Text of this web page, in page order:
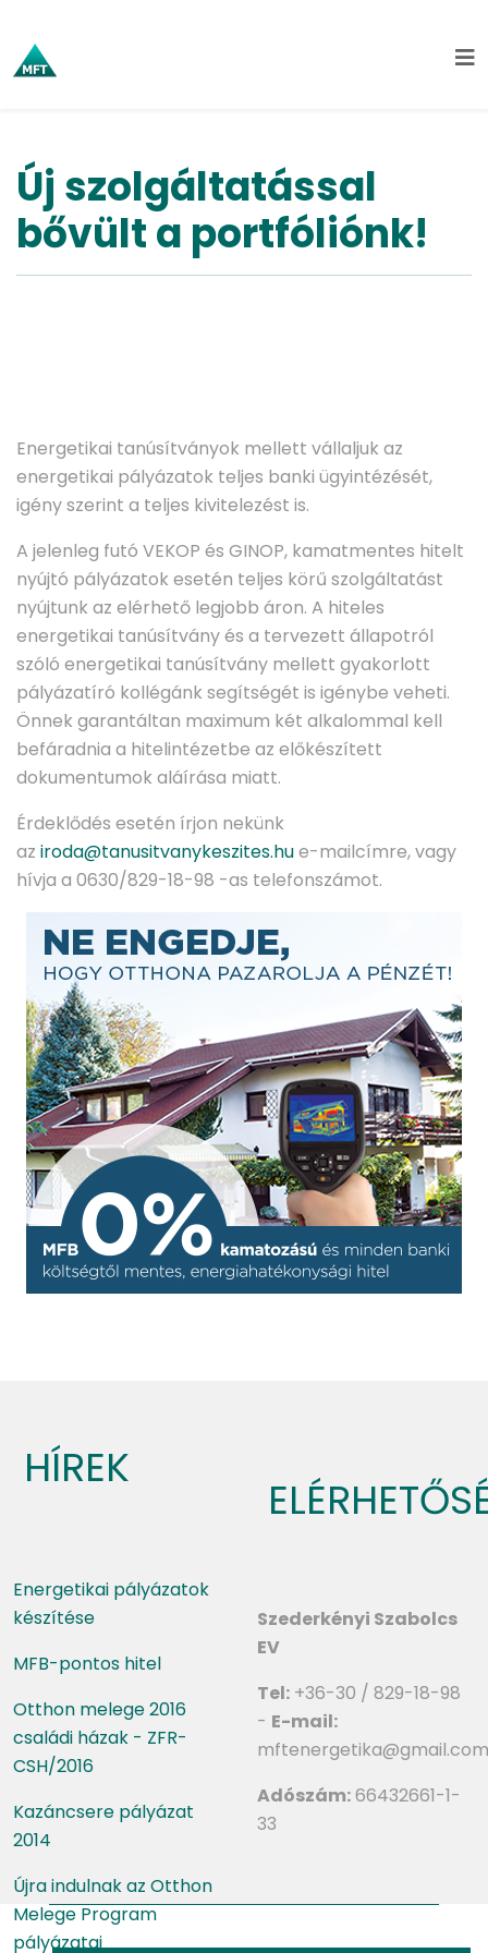
Új szolgáltatással
bővült a portfóliónk!
Energetikai tanúsítványok mellett vállaljuk az
energetikai pályázatok teljes banki ügyintézését,
igény szerint a teljes kivitelezést is.
A jelenleg futó VEKOP és GINOP, kamatmentes hitelt
nyújtó pályázatok esetén teljes körű szolgáltatást
nyújtunk az elérhető legjobb áron. A hiteles
energetikai tanúsítvány és a tervezett állapotról
szóló energetikai tanúsítvány mellett gyakorlott
pályázatíró kollégánk segítségét is igénybe veheti.
Önnek garantáltan maximum két alkalommal kell
befáradnia a hitelintézetbe az előkészített
dokumentumok aláírása miatt.
Érdeklődés esetén írjon nekünk
az iroda@tanusitvanykeszites.hue-mailcímre, vagy
hívja a 0630/829-18-98 -as telefonszámot.
HÍREK
Energetikai pályázatok
készítése
MFB-pontos hitel
Otthon melege 2016
családi házak - ZFR-
CSH/2016
Kazáncsere pályázat
2014
Újra indulnak az Otthon
Melege Program
pályázatai
Szederkényi Szabolcs
EV
Tel: +36-30 / 829-18-98
- E-mail:
mftenergetika@gmail.com
Adószám:66432661-1-
33